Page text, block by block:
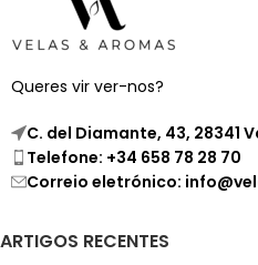
Queres vir ver-nos?
C. del Diamante, 43, 28341
Telefone: +34 658 78 28 70
Correio eletrónico:
ARTIGOS RECENTES